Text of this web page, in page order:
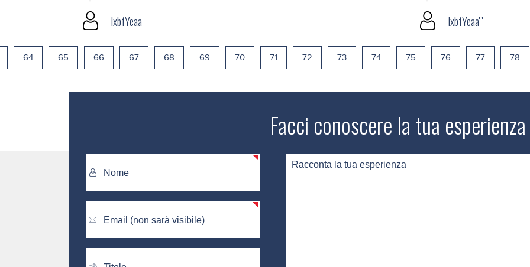
lxbfYeaa lxbfYeaa'"
64 65 66 67 68 69 70 71 72 73 74 75 76 77 78
Facci conoscere la tua esperienza